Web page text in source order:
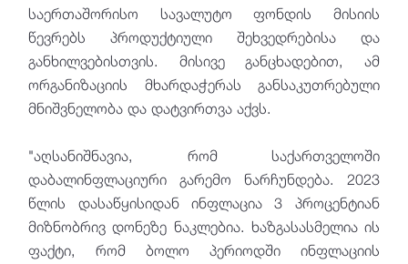
საერთაშორისო სავალუტო ფონდის მისიის
წევრებს პროდუქტიული შეხვედრებისა და
განხილვებისთვის. მისივე განცხადებით, ამ
ორგანიზაციის მხარდაჭერას განსაკუთრებული
მნიშვნელობა და დატვირთვა აქვს.
"აღსანიშნავია, რომ საქართველოში
დაბალინფლაციური გარემო ნარჩუნდება. 2023
წლის დასაწყისიდან ინფლაცია 3 პროცენტიან
მიზნობრივ დონეზე ნაკლებია. ხაზგასასმელია ის
ფაქტი, რომ ბოლო პერიოდში ინფლაციის